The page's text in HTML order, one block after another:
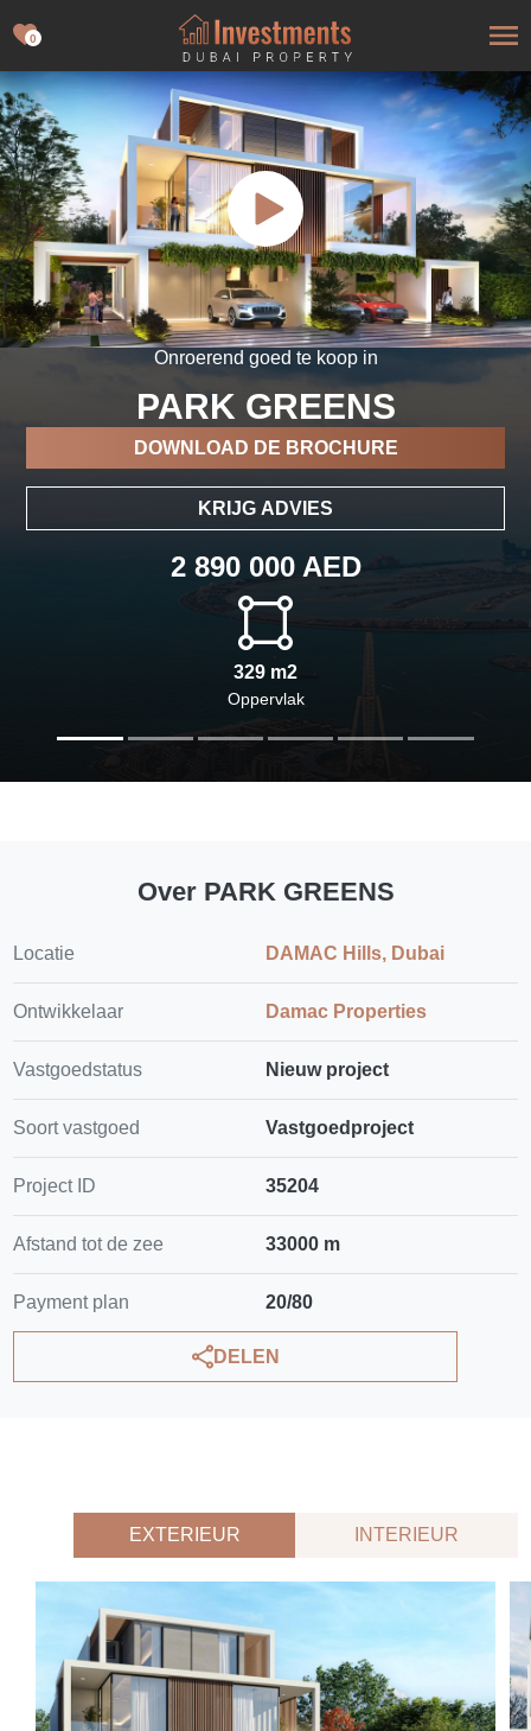
0
Onroerend goed te koop in
PARK GREENS
DOWNLOAD DE BROCHURE
KRIJG ADVIES
2 890 000 AED
329 m2
Oppervlak
Over PARK GREENS
Locatie DAMAC Hills, Dubai
Ontwikkelaar Damac Properties
Vastgoedstatus Nieuw project
Soort vastgoed Vastgoedproject
Project ID 35204
Afstand tot de zee 33000 m
Payment plan 20/80
DELEN
EXTERIEUR INTERIEUR